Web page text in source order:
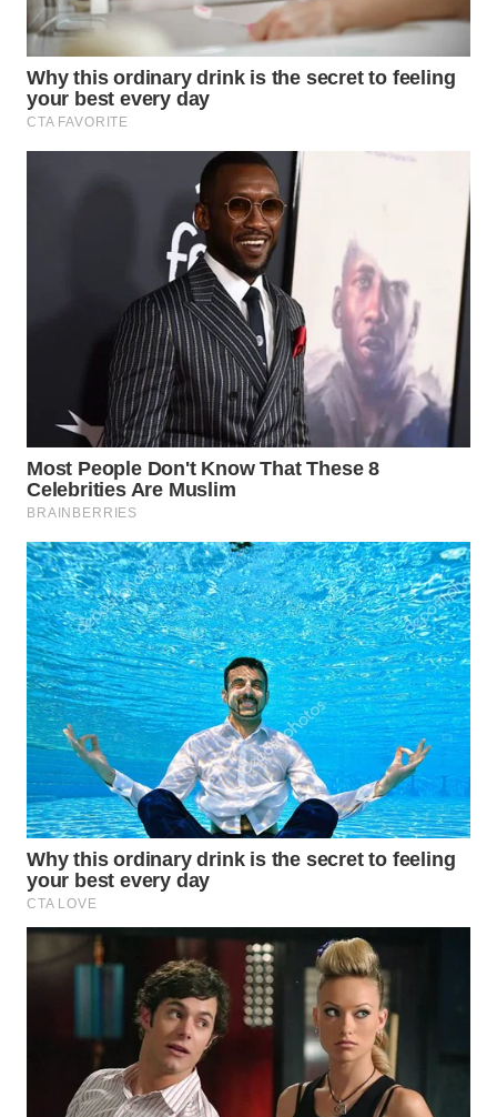
TANJUNG
LESUNG
WN
KARO
WN DELI
SERDANG
TEBING
TINGGI
WN
PAKPAK
WN
KARAWANG
WN
BEKASI
WN
BOGOR
WN
WN
TAPANULI
UTARA